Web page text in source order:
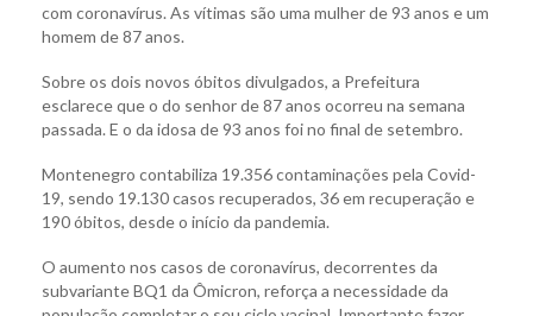
com coronavírus. As vítimas são uma mulher de 93 anos e um
homem de 87 anos.
Sobre os dois novos óbitos divulgados, a Prefeitura
esclarece que o do senhor de 87 anos ocorreu na semana
passada. E o da idosa de 93 anos foi no final de setembro.
Montenegro contabiliza 19.356 contaminações pela Covid-
19, sendo 19.130 casos recuperados, 36 em recuperação e
190 óbitos, desde o início da pandemia.
O aumento nos casos de coronavírus, decorrentes da
subvariante BQ1 da Ômicron, reforça a necessidade da